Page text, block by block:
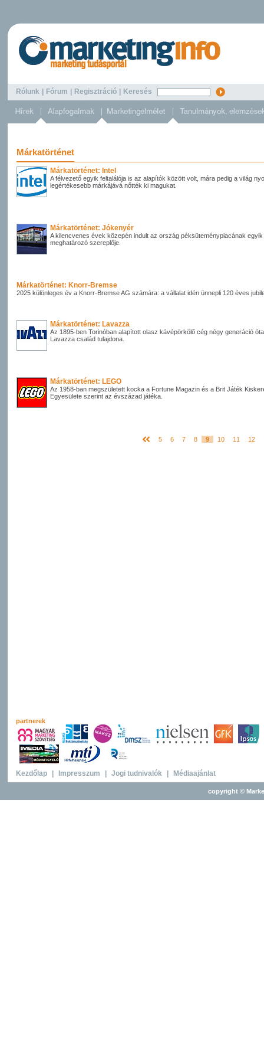
Rólunk Fórum Regisztráció Keresés
Márkatörténet
Márkatörténet: Intel
A félvezető egyik feltalálója is az alapítók között volt, mára pedig a világ
legértékesebb márkájává nőtték ki magukat.
Márkatörténet: Jókenyér
A kilencvenes évek közepén indult az ország péksüteménypiacának egyik
meghatározó szereplője.
Márkatörténet: Knorr-Bremse
2025 különleges év a Knorr-Bremse AG számára: a vállalat idén ünnepli 120 éves
Márkatörténet: Lavazza
Az 1895-ben Torinóban alapított olasz kávépörkölő cég négy generáció
Lavazza család tulajdona.
Márkatörténet: LEGO
Az 1958-ban megszületett kocka a Fortune Magazin és a Brit Játék
Egyesülete szerint az évszázad játéka.
5 6 7 8 9 10 11 12
partnerek
Kezdőlap Impresszum Jogi tudnivalók Médiaajánlat
copyright ©